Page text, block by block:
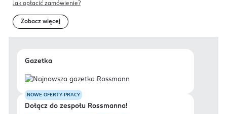
Jak opłacić zamówienie?
Zobacz więcej
Gazetka
NOWE OFERTY PRACY
Dołącz do zespołu Rossmanna!